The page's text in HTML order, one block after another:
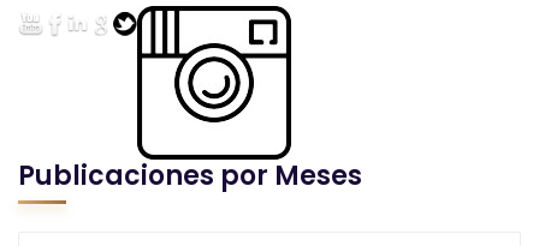
Publicaciones por Meses